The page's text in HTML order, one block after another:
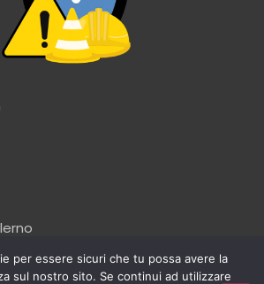
per essere sicuri che tu possa avere la
sul nostro sito. Se continui ad utilizzare